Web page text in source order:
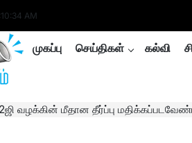
10:35 AM
முகப்பு செய்திகள் கல்வி
2ஜி வழக்கின் மீதான தீர்ப்பு